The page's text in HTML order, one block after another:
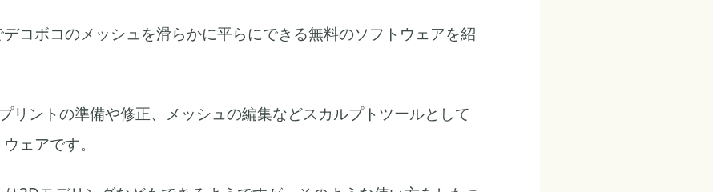
コボコのメッシュを滑らかに平らにできる無料のソフトウェアを紹
リントの準備や修正、メッシュの編集などスカルプトツールとして
ェアです。